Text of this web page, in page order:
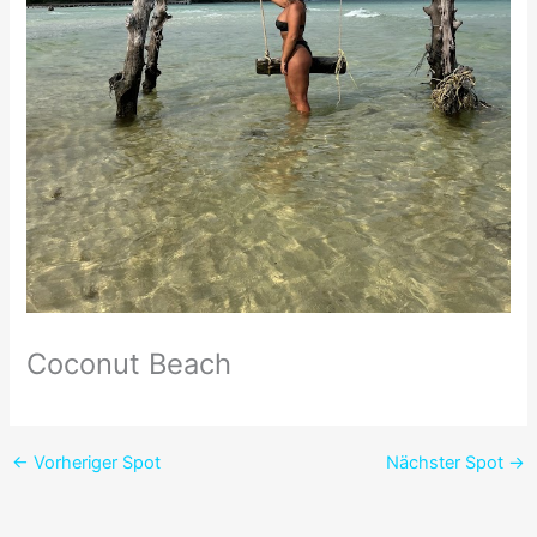
Coconut Beach
← Vorheriger Spot Nächster Spot →